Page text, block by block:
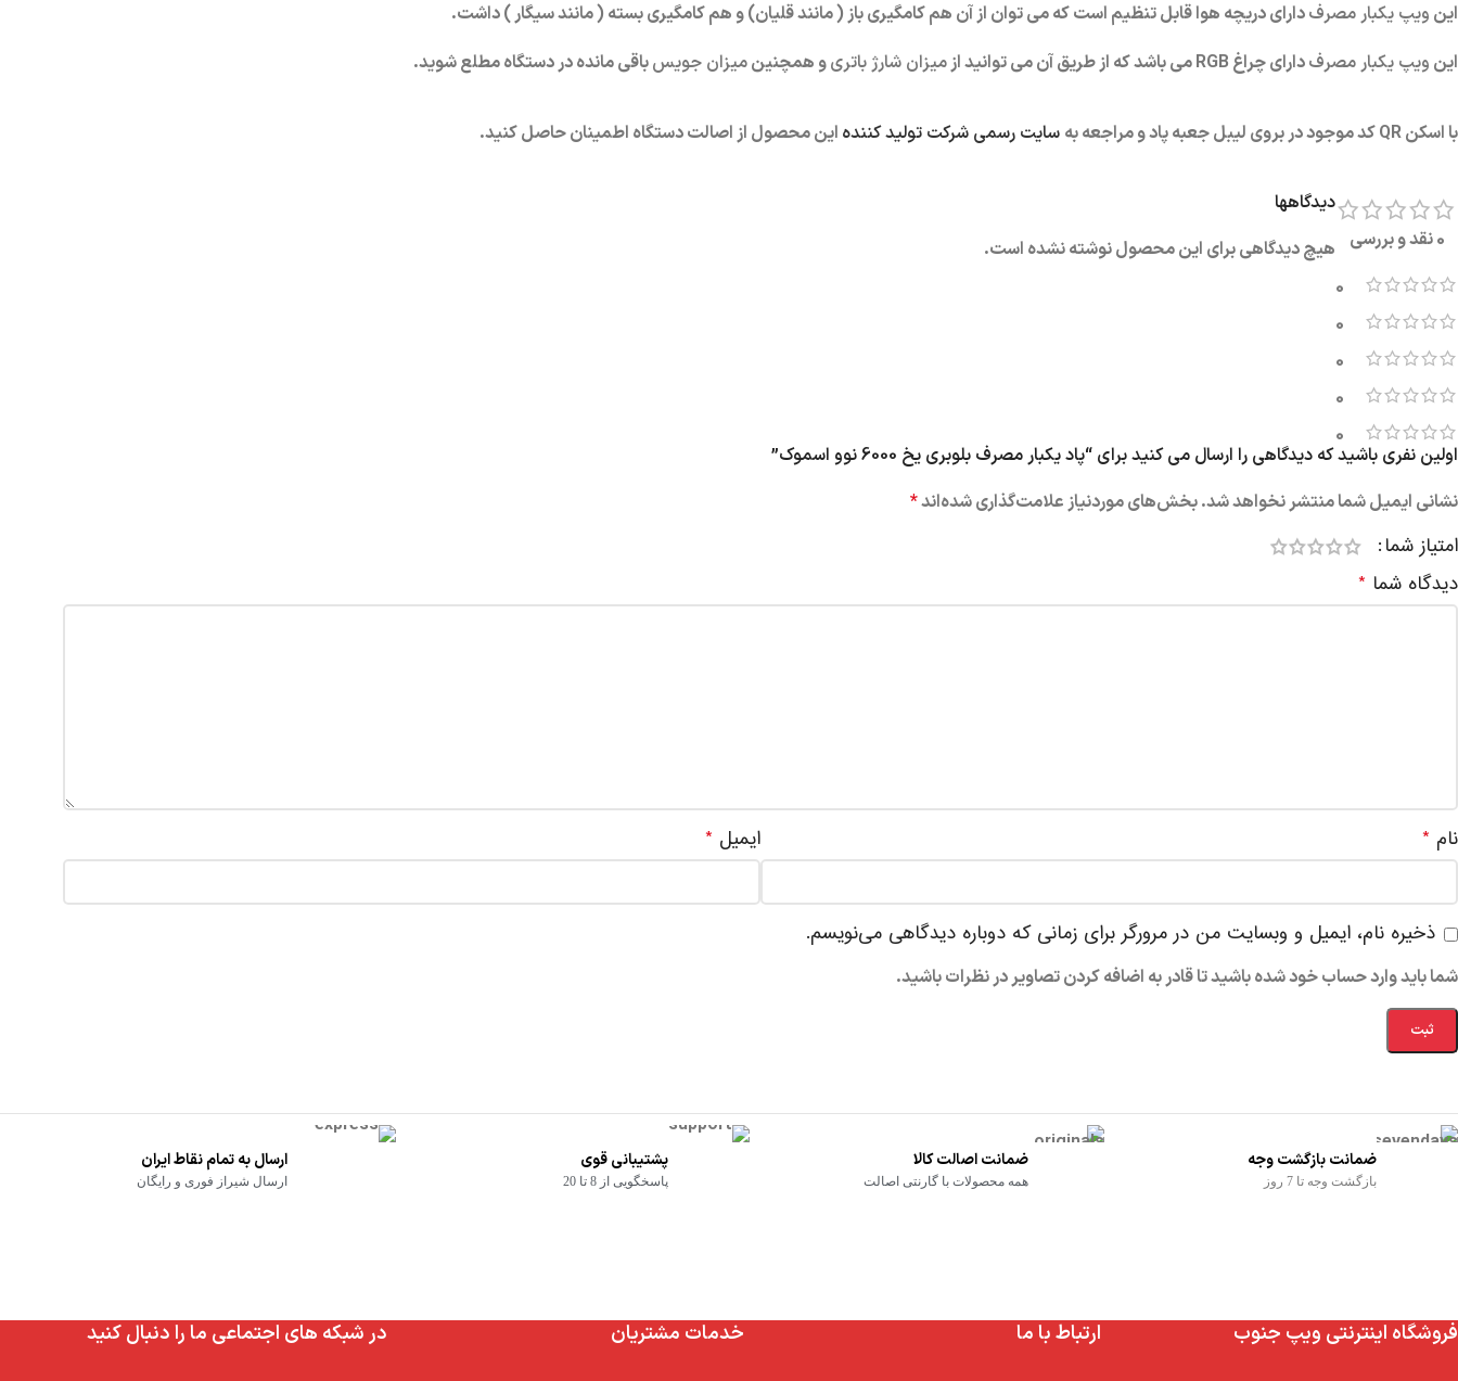
این ویپ یکبار مصرفدارای دریچه هوا قابل تنظیم است که می توان از آن هم کامگیری باز ( مانند قلیان) و هم کامگیری بسته ( مانند سیگار ) داشت.
این ویپ یکبار مصرفدارای چراغ RGB می باشد که از طریق آن می توانید از میزان شارژ باتریو همچنینمیزان جویسباقی مانده در دستگاه مطلع شوید.
با اسکن QR کد موجود در بروی لیبل جعبه پاد و مراجعه به سایت رسمی شرکت تولید کننده این محصول از اصالت دستگاه اطمینان حاصل کنید.
0 نقد و بررسی
0
0
0
0
0
دیدگاهها
هیچ دیدگاهی برای این محصول نوشته نشده است.
اولین نفری باشید که دیدگاهی را ارسال می کنید برای “پاد یکبار مصرف بلوبری یخ 6000 نوو اسموک”
نشانی ایمیل شما منتشر نخواهد شد.بخش‌های موردنیاز علامت‌گذاری شده‌اند*
امتیاز شما
دیدگاه شما *
نام * ایمیل *
ذخیره نام، ایمیل و وبسایت من در مرورگر برای زمانی که دوباره دیدگاهی می‌نویسم.
شما باید وارد حساب خود شده باشید تا قادر به اضافه کردن تصاویر در نظرات باشید.
ضمانت بازگشت وجه
بازگشت وجه تا 7 روز
ضمانت اصالت کالا
همه محصولات با گارنتی اصالت
پشتیبانی قوی
پاسخگویی از 8 تا 20
ارسال به تمام نقاط ایران
ارسال شیراز فوری و رایگان
فروشگاه اینترنتی ویپ جنوب ارتباط با ما خدمات مشتریان در شبکه های اجتماعی ما را دنبال کنید